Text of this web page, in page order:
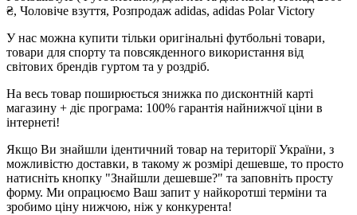
₴, Чоловіче взуття, Розпродаж adidas, adidas Polar Victory
У нас можна купити тільки оригінальні футбольні товари,
товари для спорту та повсякденного використання від
світових брендів гуртом та у роздріб.
На весь товар поширюється знижка по дисконтній карті
магазину + діє програма: 100% гарантія найнижчої ціни в
інтернеті!
Якщо Ви знайшли ідентичний товар на території України, з
можливістю доставки, в такому ж розмірі дешевше, то просто
натисніть кнопку "Знайшли дешевше?" та заповніть просту
форму. Ми опрацюємо Ваш запит у найкоротші терміни та
зробимо ціну нижчою, ніж у конкурента!